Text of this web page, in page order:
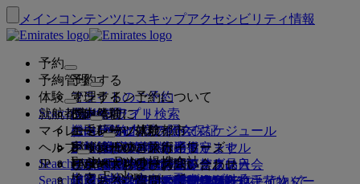
メインコンテンツにスキップアクセシビリティ情報
予約
予約する
フライトのご予約
フライト検索
フライト・スケジュール
お得な運賃
スペシャルオファー
ベストプライス・ファインダー
オンライン予約について
Emiratesアプリ
ベストプライス保証
事前座席指定
Emiratesアプリ
Search flight
予約管理
管理する
予約管理
予約内容の照会
ご予約のキャンセル
予約の変更
座席の事前指定
ご出発前に
ご出発前に
旅行情報
機内持込み禁止品目
規約および注意事項
お手荷物
手荷物情報
手荷物情報
受託手荷物（預入れ手荷物）
ビザおよびパスポート
ビザの要件をご確認ください
ビザとパスポート情報
Search flight
体験
機内体験
機内サービスについて
客室の特徴
ファーストクラス
ビジネスクラス
エミレーツ体験
ご旅行はここから始まります
エミレーツ体験
送迎サービス
家族連れのご旅行
ご家族でのご旅行
家族旅行のプランを練る
Fly Better
ワンランク上を、飛びつづける。
エミレーツについて
就航都市
エミレーツ就航都市
目的地
就航都市
アジア太平洋
Explore Dubai
Explore Dubai
Explore
エミレーツの提携会社
上空と地上のパートナー
検索
マイレージ
エミレーツ・スカイワーズ
エミレーツ・スカイワーズに入会
エミレーツ・スカイワーズについて
ビジネスリワーズ
ビジネスリワーズに登録
Search flight
ヘルプ
サポートおよびお問い合わせ
サポートおよびお問い合わせ
よくあるご質問
JP